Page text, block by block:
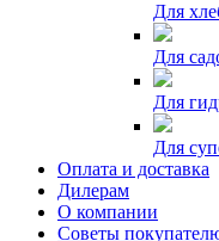
Для
Для
Для
Для
Оплата и доставка
Дилерам
О компании
Советы